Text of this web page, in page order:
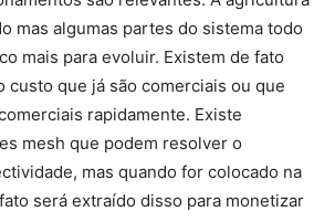
mas algumas partes do sistema todo
mais para evoluir. Existem de fato
custo que já são comerciais ou que
rapidamente. Existe
mesh que podem resolver o
mas quando for colocado na
será extraído disso para monetizar